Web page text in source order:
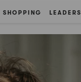
SHOPPING LEADERS